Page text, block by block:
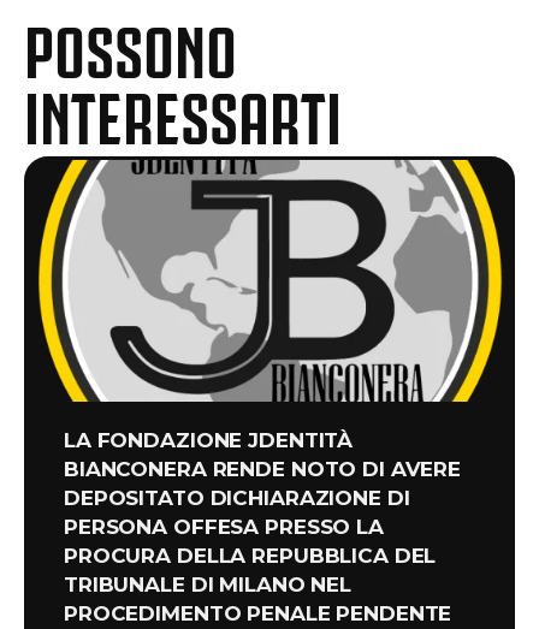
POSSONO
INTERESSARTI
LA FONDAZIONE JDENTITÀ
BIANCONERA RENDE NOTO DI AVERE
DEPOSITATO DICHIARAZIONE DI
PERSONA OFFESA PRESSO LA
PROCURA DELLA REPUBBLICA DEL
TRIBUNALE DI MILANO NEL
PROCEDIMENTO PENALE PENDENTE